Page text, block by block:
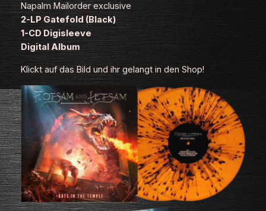
Napalm Mailorder exclusive
2-LP Gatefold (Black)
1-CD Digisleeve
Digital Album
Klickt auf das Bild und ihr gelangt in den Shop!